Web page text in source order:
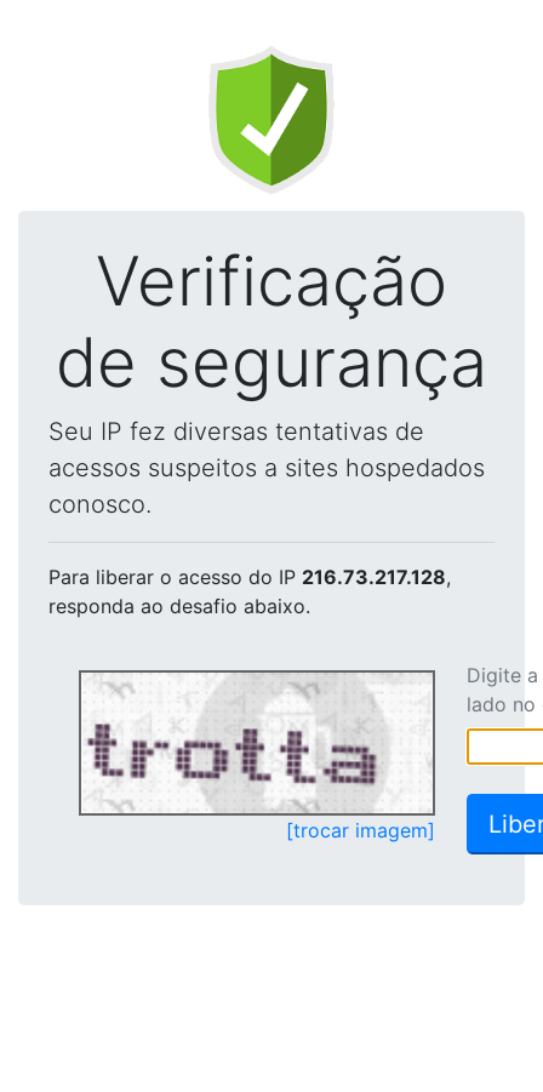
Verificação
de segurança
Seu IP fez diversas tentativas de
acessos suspeitos a sites hospedados
conosco.
Para liberar o acesso do IP 216.73.217.128,
responda ao desafio abaixo.
[trocar imagem]
Digite
lado no